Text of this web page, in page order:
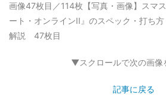
画像47枚目／114枚 【写真・画像】スマ
ート・オンラインII』のスペック・打ち
解説 47枚目
▼スクロールで次の画
記事に戻る